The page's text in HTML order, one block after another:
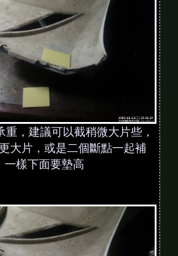
重，建議可以截稍微大片些，
大片，或是二個斷點一起補
一樣下面要墊高